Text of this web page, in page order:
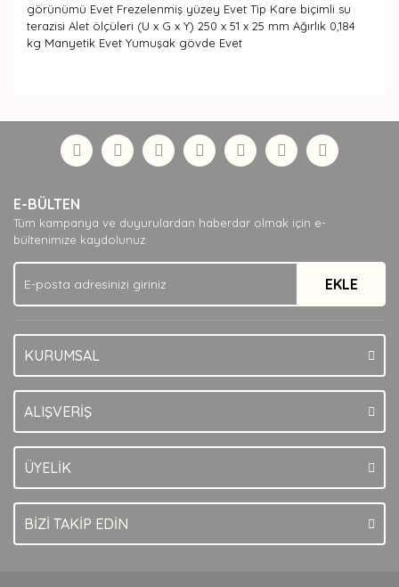
görünümü Evet Frezelenmiş yüzey Evet Tip Kare biçimli su
terazisi Alet ölçüleri (U x G x Y) 250 x 51 x 25 mm Ağırlık 0,184
kg Manyetik Evet Yumuşak gövde Evet
Yorum Yaz
formunu kullanarak tarafımıza iletebilirsiniz.
Görüş ve önerileriniz için teşekkür ederiz.
Ürün açıklamasında eksik bilgiler bulunuyor.
Ürün bilgilerinde hatalar bulunuyor.
Ürün fiyatı diğer sitelerden daha pahalı.
Bu ürüne benzer farklı alternatifler olmalı.
E-BÜLTEN
Tüm kampanya ve duyurulardan haberdar olmak için e-
bültenimize kaydolunuz.
EKLE
KURUMSAL
ALIŞVERİŞ
ÜYELİK
BİZİ TAKİP EDİN